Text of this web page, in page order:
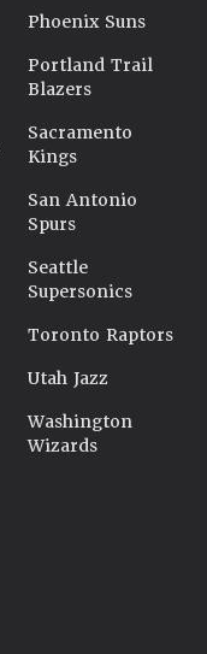
Phoenix Suns
Portland Trail
Blazers
Sacramento
Kings
San Antonio
Spurs
Seattle
Supersonics
Toronto Raptors
Utah Jazz
Washington
Wizards